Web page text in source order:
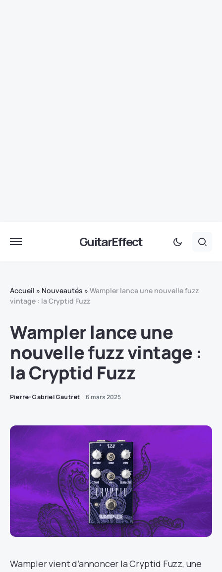
GuitarEffect
Accueil » Nouveautés » Wampler lance une nouvelle fuzz
vintage : la Cryptid Fuzz
Wampler lance une
nouvelle fuzz vintage :
la Cryptid Fuzz
Pierre-Gabriel Gautret 6 mars 2025
Wampler vient d’annoncer la Cryptid Fuzz, une